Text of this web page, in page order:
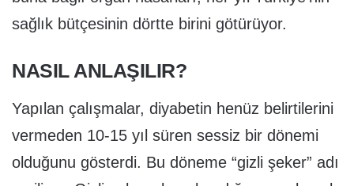
sağlık bütçesinin dörtte birini götürüyor.
NASIL ANLAŞILIR?
Yapılan çalışmalar, diyabetin henüz belirtilerini
vermeden 10-15 yıl süren sessiz bir dönemi
olduğunu gösterdi. Bu döneme “gizli şeker” adı